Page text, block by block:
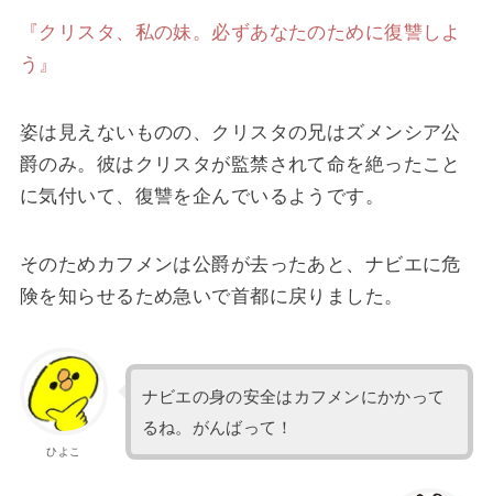
『クリスタ、私の妹。必ずあなたのために復讐しよ
う』
姿は見えないものの、クリスタの兄はズメンシア公
爵のみ。彼はクリスタが監禁されて命を絶ったこと
に気付いて、復讐を企んでいるようです。
そのためカフメンは公爵が去ったあと、ナビエに危
険を知らせるため急いで首都に戻りました。
ひよこ
ナビエの身の安全はカフメンにかかって
るね。がんばって！